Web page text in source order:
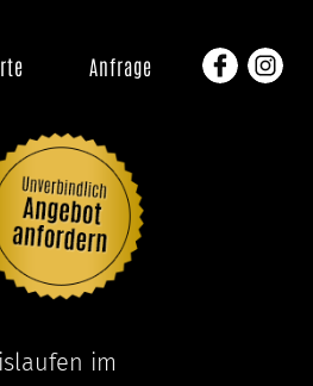
Anfrage
im